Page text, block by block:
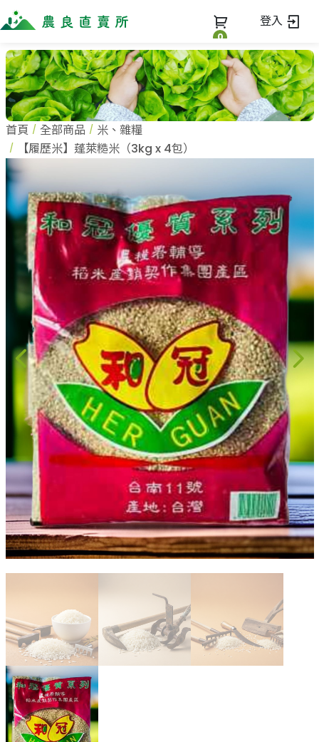
0
登入
全部商品
全部商品
當季優質水果專區
鳳梨專區
禮盒專區
新鮮蔬菜
米、雜糧
麵食、米粉
油、醬油
調味、醬料
加工食品
果乾、點心
果醬、蜂蜜
台灣茶
咖啡
花果茶飲
加工飲品
花卉
加工生活用品
原民特區
農會商品
大量採購優惠專區
農業策略聯盟 送禮專區
優質水果
最新消息
商家一覽
全部商家
農企業
小農
農會
蔬果知識+
蔬果文化
美味食譜
常見問題
關於我們
關於我們
加入我們
訂單查詢
登入
首頁 全部商品
米、雜糧
【履歷米】蓬萊糙米（3kg x 4包）